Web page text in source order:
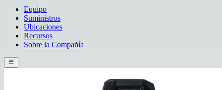
Equipo
Suministros
Ubicaciones
Recursos
Sobre la Compañía